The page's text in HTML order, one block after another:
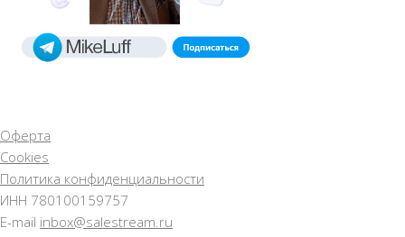
Оферта
Cookies
Политика конфиденциальности
ИНН 780100159757
E-mail inbox@salestream.ru